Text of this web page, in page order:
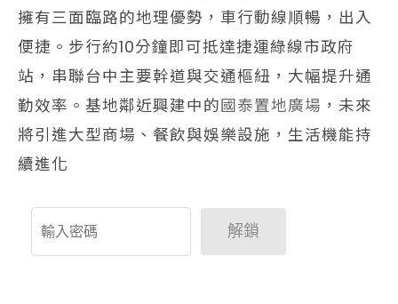
擁有三面臨路的地理優勢，車行動線順暢，出入
便捷。步行約10分鐘即可抵達捷運綠線市政府
站，串聯台中主要幹道與交通樞紐，大幅提升通
勤效率。基地鄰近興建中的國泰置地廣場 ，未來
將引進大型商場、餐飲與娛樂設施，生活機能持
續進化
解鎖